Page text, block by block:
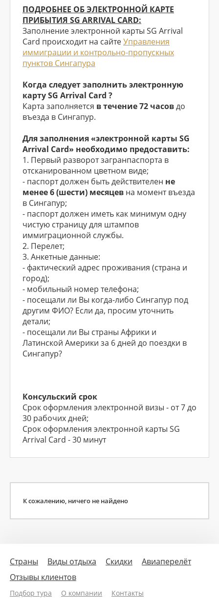
ПОДРОБНЕЕ ОБ ЭЛЕКТРОННОЙ КАРТЕ
ПРИБЫТИЯ SG ARRIVAL CARD:
Заполнение электронной карты SG Arrival
Card происходит на сайтеУправления
иммиграции и контрольно-пропускных
пунктов Сингапура
Когда следует заполнить электронную
карту SG Arrival Card ?
Карта заполняется в течение 72 часовдо
въезда в Сингапур.
Для заполнения «электронной карты SG
Arrival Card» необходимо предоставить:
1. Первый разворот загранпаспорта в
отсканированном цветном виде;
- паспорт должен быть действителен не
менее 6 (шести) месяцев на момент въезда
в Сингапур;
- паспорт должен иметь как минимум одну
чистую страницу для штампов
иммиграционной службы.
2. Перелет;
3. Анкетные данные:
- фактический адрес проживания (страна и
город);
- мобильный номер телефона;
- посещали ли Вы когда-либо Сингапур под
другим ФИО? Если да, просим уточнить
детали;
- посещали ли Вы страны Африки и
Латинской Америки за 6 дней до поездки в
Сингапур?
Консульский срок
Срок оформления электронной визы - от 7 до
30 рабочих дней;
Срок оформления электронной карты SG
Arrival Card - 30 минут
К сожалению, ничего не найдено
Страны Виды отдыха Скидки
Авиаперелёт
Отзывы клиентов
Подбор тура О компании Контакты